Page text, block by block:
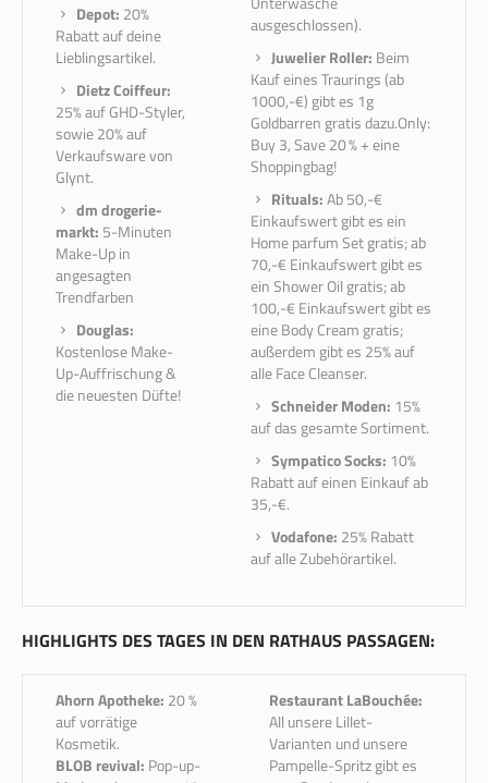
Depot: 20%
Rabatt auf deine
Lieblingsartikel.
Dietz Coiffeur:
25% auf GHD-Styler,
sowie 20% auf
Verkaufsware von
Glynt.
dm drogerie-
markt: 5-Minuten
Make-Up in
angesagten
Trendfarben
Douglas:
Kostenlose Make-
Up-Auffrischung &
die neuesten Düfte!
ausgeschlossen).
Juwelier Roller: Beim
Kauf eines Traurings (ab
1000,-€) gibt es 1g
Goldbarren gratis dazu.Only:
Buy 3, Save 20 % + eine
Shoppingbag!
Rituals:Ab 50,-€
Einkaufswert gibt es ein
Home parfum Set gratis; ab
70,-€ Einkaufswert gibt es
ein Shower Oil gratis; ab
100,-€ Einkaufswert gibt es
eine Body Cream gratis;
außerdem gibt es 25% auf
alle Face Cleanser.
Schneider Moden: 15%
auf das gesamte Sortiment.
Sympatico Socks: 10%
Rabatt auf einen Einkauf ab
35,-€.
Vodafone: 25% Rabatt
auf alle Zubehörartikel.
HIGHLIGHTS DES TAGES IN DEN RATHAUS PASSAGEN:
Ahorn Apotheke: 20 %
auf vorrätige
Kosmetik.
BLOB revival: Pop-up-
Restaurant LaBouchée:
All unsere Lillet-
Varianten und unsere
Pampelle-Spritz gibt es